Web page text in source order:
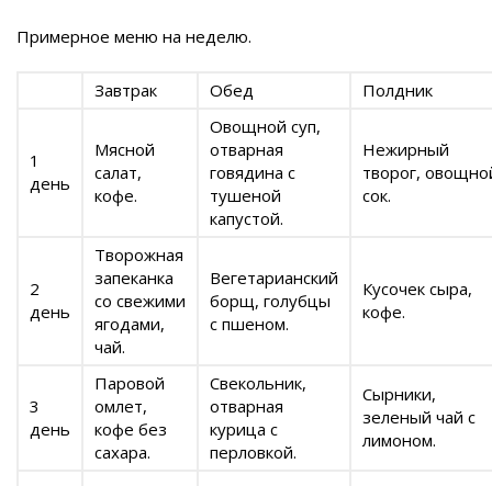
Примерное меню на неделю.
Завтрак Обед Полдник
1
день
Мясной
салат,
кофе.
Овощной суп,
отварная
говядина с
тушеной
капустой.
Нежирный
творог,
сок.
2
день
Творожная
запеканка
со свежими
ягодами,
чай.
Вегетарианский
борщ, голубцы
с пшеном.
Кусочек сыра,
кофе.
3
день
Паровой
омлет,
кофе без
сахара.
Свекольник,
отварная
курица с
перловкой.
Сырники,
зеленый чай с
лимоном.